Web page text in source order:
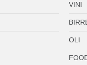
VINI
OLI